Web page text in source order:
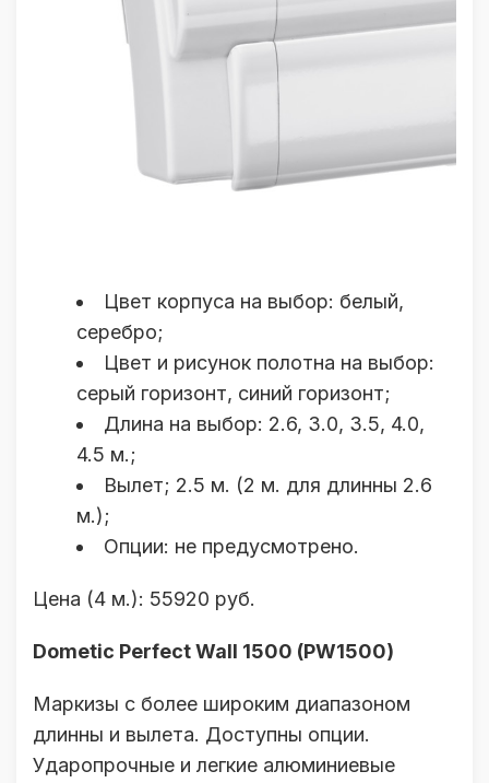
Цвет корпуса на выбор: белый,
серебро;
Цвет и рисунок полотна на выбор:
серый горизонт, синий горизонт;
Длина на выбор: 2.6, 3.0, 3.5, 4.0,
4.5 м.;
Вылет; 2.5 м. (2 м. для длинны 2.6
м.);
Опции: не предусмотрено.
Цена (4 м.): 55920 руб.
Dometic Perfect Wall 1500 (PW1500)
Маркизы с более широким диапазоном
длинны и вылета. Доступны опции.
Ударопрочные и легкие алюминиевые